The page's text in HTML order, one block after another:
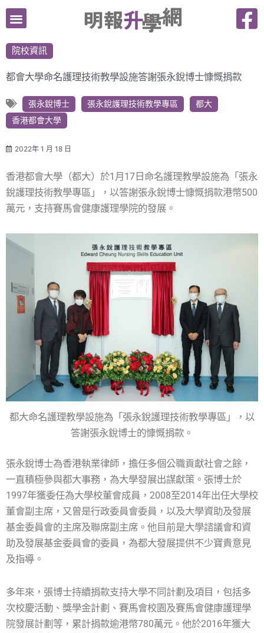
跳
要
內
院校資訊
都會大學命名護理技術教學設施答謝張永銳博士慷慨捐款
張永銳博士 張永銳護理技術教學專區
都大
香港都會大學
2022年 1 月 18 日
香港都會大學（都大）於1月17日命名護理教學設施為「張永
銳護理技術教學專區」，以答謝張永銳博士慷慨捐款港幣500
萬元，支持賽馬會健康護理學院的發展。
都大命名護理教學設施為「張永銳護理技術教學專區」，以
答謝張永銳博士的慷慨捐款。
張永銳博士為香港執業律師，擔任多個公職貢獻社會之餘，
一直積極參與都大事務，為大學發展出謀獻策。張博士於
1997年獲委任為大學校董會成員，2008至2014年出任大學校
董會副主席，又曾是行政委員會委員，以及大學資助及發展
基金委員會的主席及聯席副主席。他目前是大學諮議會和資
助及發展基金委員會的委員，為都大發展提供不少寶貴意見
及指導。
多年來，張博士持續捐款支持大學不同計劃及項目，包括多
次校慶活動、獎學金計劃、賽馬會校園及賽馬會健康護理學
院發展計劃等，累計捐款逾港幣780萬元。他於2016年獲大